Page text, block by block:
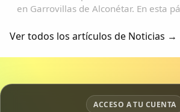
en Garrovillas de Alconétar. En esta
de archivos desde 2004 como...
Ver todos los artículos de Noticias →
ACCESO A TU CUENTA